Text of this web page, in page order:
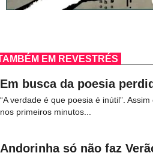
EM REVESTRÉS
Em busca da poesia
“A verdade é que poesia é inútil”.
nos primeiros minutos...
Andorinha só não faz